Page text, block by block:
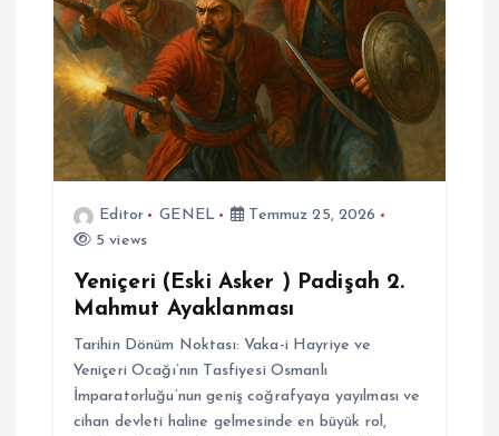
Editor GENEL
Temmuz 25, 2026
5 views
Yeniçeri (Eski Asker ) Padişah 2.
Mahmut Ayaklanması
Tarihin Dönüm Noktası: Vaka-i Hayriye ve
Yeniçeri Ocağı’nın Tasfiyesi Osmanlı
İmparatorluğu’nun geniş coğrafyaya yayılması ve
cihan devleti haline gelmesinde en büyük rol,